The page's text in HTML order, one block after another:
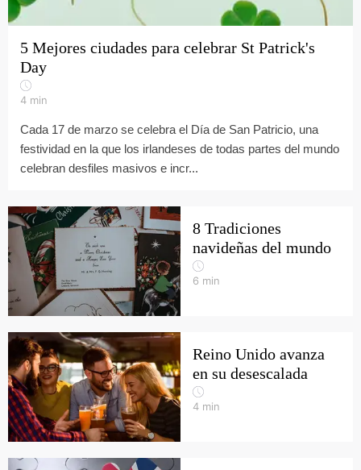
5 Mejores ciudades para celebrar St Patrick's
Day
4 min
Cada 17 de marzo se celebra el Día de San Patricio, una
festividad en la que los irlandeses de todas partes del mundo
celebran desfiles masivos e incr...
8 Tradiciones
navideñas del mundo
6 min
Reino Unido avanza
en su desescalada
4 min